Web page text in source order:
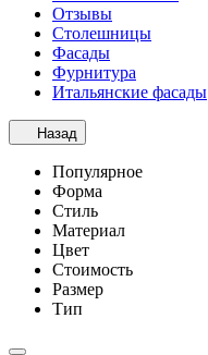
Отзывы
Столешницы
Фасады
Фурнитура
Итальянские фасады
Назад
Популярное
Форма
Стиль
Материал
Цвет
Стоимость
Размер
Тип